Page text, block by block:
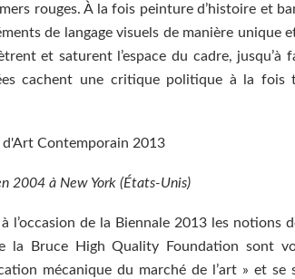
rouges. À la fois peinture d’histoire et
de langage visuels de manière unique
et saturent l’espace du cadre, jusqu’à
cachent une critique politique à la fois
2004 à New York (États-Unis)
l’occasion de la Biennale 2013 les notions
la Bruce High Quality Foundation sont
mécanique du marché de l’art » et se